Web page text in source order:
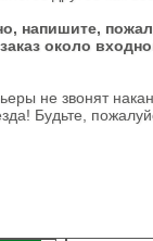
напишите,
около
не звонят
Будьте,